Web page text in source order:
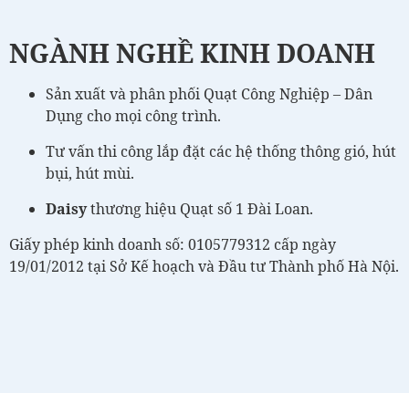
NGÀNH NGHỀ KINH DOANH
Sản xuất và phân phối Quạt Công Nghiệp – Dân
Dụng cho mọi công trình.
Tư vấn thi công lắp đặt các hệ thống thông gió, hút
bụi, hút mùi.
Daisythương hiệu Quạt số 1 Đài Loan.
Giấy phép kinh doanh số: 0105779312 cấp ngày
19/01/2012 tại Sở Kế hoạch và Đầu tư Thành phố Hà Nội.